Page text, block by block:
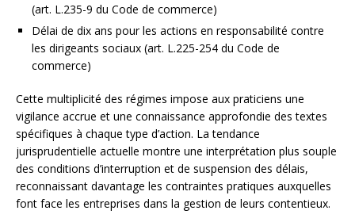
(art. L.235-9 du Code de commerce)
Délai de dix ans pour les actions en responsabilité contre
les dirigeants sociaux (art. L.225-254 du Code de
commerce)
Cette multiplicité des régimes impose aux praticiens une
vigilance accrue et une connaissance approfondie des textes
spécifiques à chaque type d’action. La tendance
jurisprudentielle actuelle montre une interprétation plus souple
des conditions d’interruption et de suspension des délais,
reconnaissant davantage les contraintes pratiques auxquelles
font face les entreprises dans la gestion de leurs contentieux.